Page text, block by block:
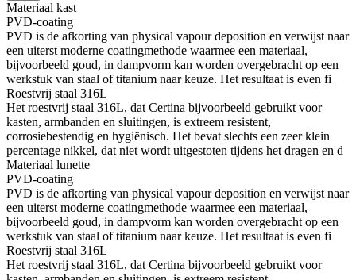
Materiaal kast
PVD-coating
PVD is de afkorting van physical vapour deposition en verwijst naar
een uiterst moderne coatingmethode waarmee een materiaal,
bijvoorbeeld goud, in dampvorm kan worden overgebracht op een
werkstuk van staal of titanium naar keuze. Het resultaat is even fi
Roestvrij staal 316L
Het roestvrij staal 316L, dat Certina bijvoorbeeld gebruikt voor
kasten, armbanden en sluitingen, is extreem resistent,
corrosiebestendig en hygiënisch. Het bevat slechts een zeer klein
percentage nikkel, dat niet wordt uitgestoten tijdens het dragen en d
Materiaal lunette
PVD-coating
PVD is de afkorting van physical vapour deposition en verwijst naar
een uiterst moderne coatingmethode waarmee een materiaal,
bijvoorbeeld goud, in dampvorm kan worden overgebracht op een
werkstuk van staal of titanium naar keuze. Het resultaat is even fi
Roestvrij staal 316L
Het roestvrij staal 316L, dat Certina bijvoorbeeld gebruikt voor